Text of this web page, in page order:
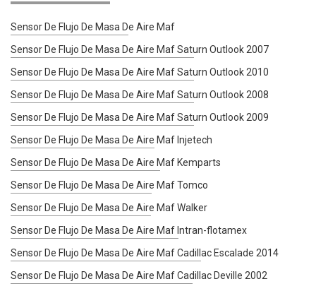
Sensor De Flujo De Masa De Aire Maf
Sensor De Flujo De Masa De Aire Maf Saturn Outlook 2007
Sensor De Flujo De Masa De Aire Maf Saturn Outlook 2010
Sensor De Flujo De Masa De Aire Maf Saturn Outlook 2008
Sensor De Flujo De Masa De Aire Maf Saturn Outlook 2009
Sensor De Flujo De Masa De Aire Maf Injetech
Sensor De Flujo De Masa De Aire Maf Kemparts
Sensor De Flujo De Masa De Aire Maf Tomco
Sensor De Flujo De Masa De Aire Maf Walker
Sensor De Flujo De Masa De Aire Maf Intran-flotamex
Sensor De Flujo De Masa De Aire Maf Cadillac Escalade 2014
Sensor De Flujo De Masa De Aire Maf Cadillac Deville 2002